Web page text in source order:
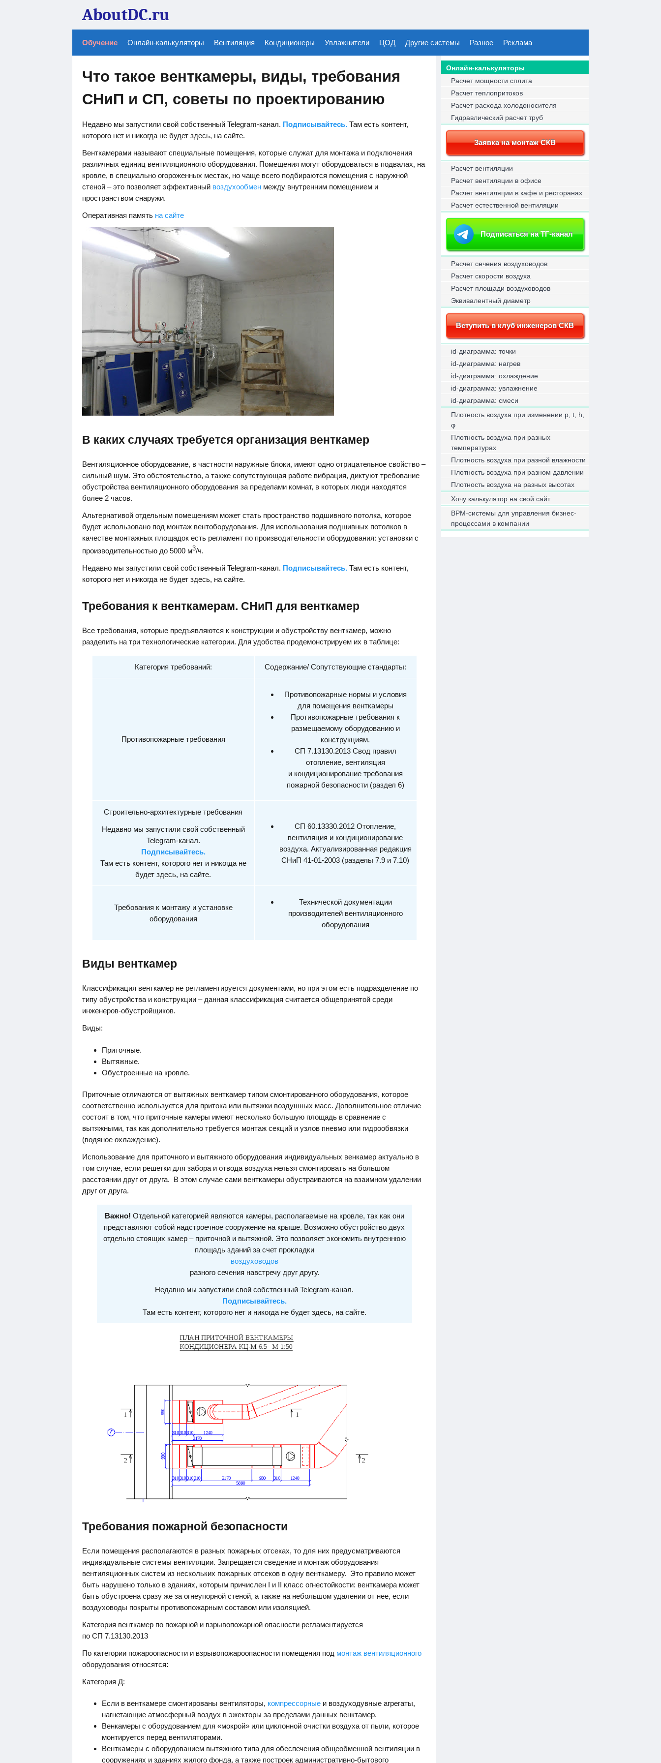
AboutDC.ru
Обучение Онлайн-калькуляторы Вентиляция Кондиционеры Увлажнители ЦОД Другие системы Разное Реклама
Что такое венткамеры, виды, требования
СНиП и СП, советы по проектированию
Недавно мы запустили свой собственный Telegram-канал. Подписывайтесь. Там есть контент,
которого нет и никогда не будет здесь, на сайте.
Венткамерами называют специальные помещения, которые служат для монтажа и подключения
различных единиц вентиляционного оборудования. Помещения могут оборудоваться в подвалах, на
кровле, в специально огороженных местах, но чаще всего подбираются помещения с наружной
стеной – это позволяет эффективный воздухообмен между внутренним помещением и
пространством снаружи.
Оперативная память на сайте
В каких случаях требуется организация венткамер
Вентиляционное оборудование, в частности наружные блоки, имеют одно отрицательное свойство –
сильный шум. Это обстоятельство, а также сопутствующая работе вибрация, диктуют требование
обустройства вентиляционного оборудования за пределами комнат, в которых люди находятся
более 2 часов.
Альтернативой отдельным помещениям может стать пространство подшивного потолка, которое
будет использовано под монтаж вентоборудования. Для использования подшивных потолков в
качестве монтажных площадок есть регламент по производительности оборудования: установки с
производительностью до 5000 м3/ч.
Недавно мы запустили свой собственный Telegram-канал. Подписывайтесь. Там есть контент,
которого нет и никогда не будет здесь, на сайте.
Требования к венткамерам. СНиП для венткамер
Все требования, которые предъявляются к конструкции и обустройству венткамер, можно
разделить на три технологические категории. Для удобства продемонстрируем их в таблице:
Категория требований: Содержание/ Сопутствующие стандарты:
Противопожарные требования
Противопожарные нормы и условия
для помещения венткамеры
Противопожарные требования к
размещаемому оборудованию и
конструкциям.
СП 7.13130.2013 Свод правил
отопление, вентиляция
и кондиционирование требования
пожарной безопасности (раздел 6)
Строительно-архитектурные требования
Недавно мы запустили свой собственный
Telegram-канал.
Подписывайтесь.
Там есть контент, которого нет и никогда не
будет здесь, на сайте.
СП 60.13330.2012 Отопление,
вентиляция и кондиционирование
воздуха. Актуализированная редакция
СНиП 41-01-2003 (разделы 7.9 и 7.10)
Требования к монтажу и установке
оборудования
Технической документации
производителей вентиляционного
оборудования
Виды венткамер
Классификация венткамер не регламентируется документами, но при этом есть подразделение по
типу обустройства и конструкции – данная классификация считается общепринятой среди
инженеров-обустройщиков.
Виды:
Приточные.
Вытяжные.
Обустроенные на кровле.
Приточные отличаются от вытяжных венткамер типом смонтированного оборудования, которое
соответственно используется для притока или вытяжки воздушных масс. Дополнительное отличие
состоит в том, что приточные камеры имеют несколько большую площадь в сравнение с
вытяжными, так как дополнительно требуется монтаж секций и узлов пневмо или гидрообвязки
(водяное охлаждение).
Использование для приточного и вытяжного оборудования индивидуальных венкамер актуально в
том случае, если решетки для забора и отвода воздуха нельзя смонтировать на большом
расстоянии друг от друга. В этом случае сами венткамеры обустраиваются на взаимном удалении
друг от друга.
Важно! Отдельной категорией являются камеры, располагаемые на кровле, так как они
представляют собой надстроечное сооружение на крыше. Возможно обустройство двух
отдельно стоящих камер – приточной и вытяжной. Это позволяет экономить внутреннюю
площадь зданий за счет прокладки
воздуховодов
разного сечения навстречу друг другу.
Недавно мы запустили свой собственный Telegram-канал.
Подписывайтесь.
Там есть контент, которого нет и никогда не будет здесь, на сайте.
Требования пожарной безопасности
Если помещения располагаются в разных пожарных отсеках, то для них предусматриваются
индивидуальные системы вентиляции. Запрещается сведение и монтаж оборудования
вентиляционных систем из нескольких пожарных отсеков в одну венткамеру. Это правило может
быть нарушено только в зданиях, которым причислен I и II класс огнестойкости: венткамера может
быть обустроена сразу же за огнеупорной стеной, а также на небольшом удалении от нее, если
воздуховоды покрыты противопожарным составом или изоляцией.
Категория венткамер по пожарной и взрывопожарной опасности регламентируется
по СП 7.13130.2013
По категории пожароопасности и взрывопожароопасности помещения под монтаж вентиляционного
оборудования относятся:
Категория Д:
Если в венткамере смонтированы вентиляторы, компрессорные и воздуходувные агрегаты,
нагнетающие атмосферный воздух в эжекторы за пределами данных венктамер.
Венкамеры с оборудованием для «мокрой» или циклонной очистки воздуха от пыли, которое
монтируется перед вентиляторами.
Венткамеры с оборудованием вытяжного типа для обеспечения общеобменной вентиляции в
сооружениях и зданиях жилого фонда, а также построек административно-бытового
Онлайн-калькуляторы
Расчет мощности сплита
Расчет теплопритоков
Расчет расхода холодоносителя
Гидравлический расчет труб
Заявка на монтаж СКВ
Расчет вентиляции
Расчет вентиляции в офисе
Расчет вентиляции в кафе и ресторанах
Расчет естественной вентиляции
Подписаться на ТГ-канал
Расчет сечения воздуховодов
Расчет скорости воздуха
Расчет площади воздуховодов
Эквивалентный диаметр
Вступить в клуб инженеров СКВ
id-диаграмма: точки
id-диаграмма: нагрев
id-диаграмма: охлаждение
id-диаграмма: увлажнение
id-диаграмма: смеси
Плотность воздуха при изменении p, t, h,
φ
Плотность воздуха при разных
температурах
Плотность воздуха при разной влажности
Плотность воздуха при разном давлении
Плотность воздуха на разных высотах
Хочу калькулятор на свой сайт
BPM-системы для управления бизнес-
процессами в компании